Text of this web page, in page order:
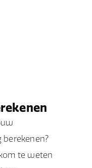
berekenen?
te weten